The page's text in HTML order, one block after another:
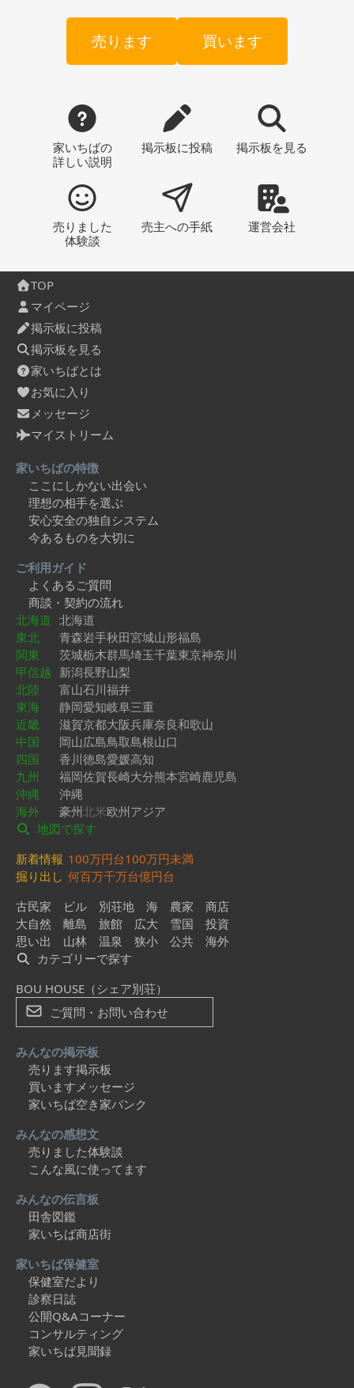
売ります 買います
家いちばの
詳しい説明
掲示板に投稿 掲示板 を見る
売りました
体験談
売主への手紙 運営会社
TOP
マイページ
掲示板に投稿
掲示板を見る
家いちばとは
お気に入り
メッセージ
マイストリーム
家いちばの特徴
ここにしかない出会い
理想の相手を選ぶ
安心安全の独自システム
今あるものを大切に
ご利用ガイド
よくあるご質問
商談・契約の流れ
北海道 北海道
東北
青森岩手秋田宮城山形福島
関東
茨城栃木群馬埼玉千葉東京神奈川
甲信越 新潟長野山梨
北陸
富山石川福井
東海
静岡愛知岐阜三重
近畿
滋賀京都大阪兵庫奈良和歌山
中国
岡山広島鳥取島根山口
四国
香川徳島愛媛高知
九州
福岡佐賀長崎大分熊本宮崎鹿児島
沖縄
沖縄
海外
豪州北米欧州アジア
地図で探す
新着情報 100万円台100万円未満
掘り出し 何百万千万台億円台
古民家
ビル 別荘地 海 農家
商店
大自然
離島 旅館 広大 雪国
投資
思い出
山林 温泉 狭小 公共
海外
カテゴリーで探す
BOU HOUSE（シェア別荘）
ご質問・お問い合わせ
みんなの掲示板
売ります掲示板
買いますメッセージ
家いちば空き家バンク
みんなの感想文
売りました体験談
こんな風に使ってます
みんなの伝言板
田舎図鑑
家いちば商店街
家いちば保健室
保健室だより
診察日誌
公開Q&Aコーナー
コンサルティング
家いちば見聞録